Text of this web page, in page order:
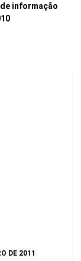
informação
DE 2011